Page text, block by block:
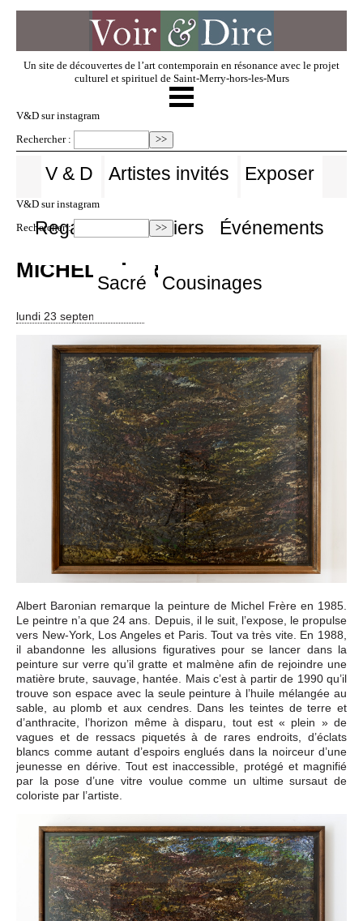
Un site de découvertes de l’art contemporain en résonance avec le projet
culturel et spirituel de Saint-Merry-hors-les-Murs
V & D
Artistes invités
Exposer
Regarder
Dossiers
Événements
Sacré
Cousinages
☰
V&D sur instagram
Rechercher :
V & D Artistes invités Exposer
Regarder Dossiers Événements
Sacré Cousinages
V&D sur instagram
Rechercher :
MICHEL FRÈRE
lundi 23 septembre 2024
Albert Baronian remarque la peinture de Michel Frère en 1985.
Le peintre n’a que 24 ans. Depuis, il le suit, l’expose, le propulse
vers New-York, Los Angeles et Paris. Tout va très vite. En 1988,
il abandonne les allusions figuratives pour se lancer dans la
peinture sur verre qu’il gratte et malmène afin de rejoindre une
matière brute, sauvage, hantée. Mais c’est à partir de 1990 qu’il
trouve son espace avec la seule peinture à l’huile mélangée au
sable, au plomb et aux cendres. Dans les teintes de terre et
d’anthracite, l’horizon même à disparu, tout est « plein » de
vagues et de ressacs piquetés à de rares endroits, d’éclats
blancs comme autant d’espoirs englués dans la noirceur d’une
jeunesse en dérive. Tout est inaccessible, protégé et magnifié
par la pose d’une vitre voulue comme un ultime sursaut de
coloriste par l’artiste.